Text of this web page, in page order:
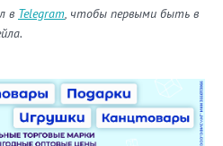
в Telegram, чтобы первыми быть в